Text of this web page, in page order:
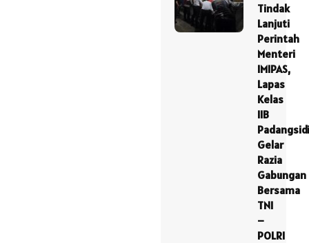
Tindak
Lanjuti
Perintah
Menteri
IMIPAS,
Lapas
Kelas
IIB
Gelar
Razia
Gabungan
Bersama
TNI
–
POLRI